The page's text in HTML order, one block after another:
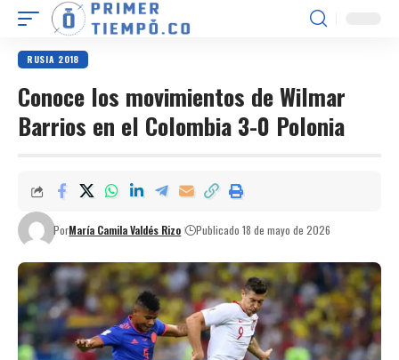
RUSIA 2018
Conoce los movimientos de Wilmar
Barrios en el Colombia 3-0 Polonia
PorMaría Camila Valdés Rizo Publicado 18 de mayo de 2026